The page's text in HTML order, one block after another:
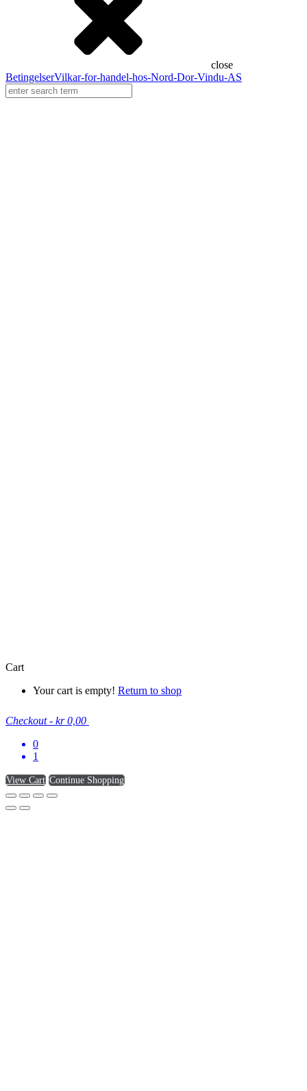
close
BetingelserVilkar-for-handel-hos-Nord-Dor-Vindu-AS
Cart
Your cart is empty! Return to shop
Checkout - kr 0,00
0
1
View Cart Continue Shopping